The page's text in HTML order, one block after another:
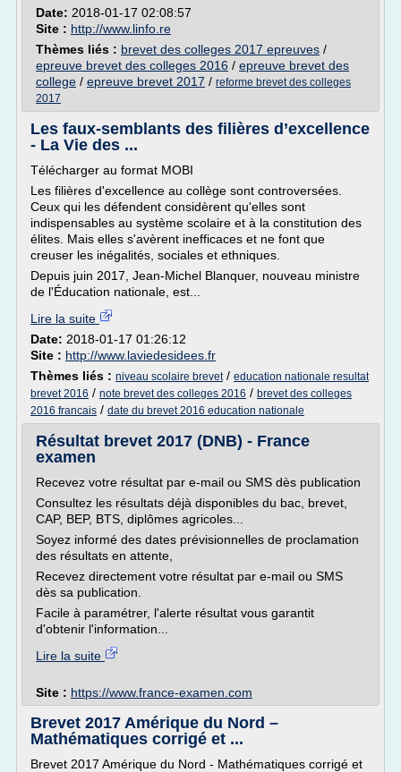
Date: 2018-01-17 02:08:57
Site : http://www.linfo.re
Thèmes liés : brevet des colleges 2017 epreuves /
epreuve brevet des colleges 2016 / epreuve brevet des
college / epreuve brevet 2017 / reforme brevet des colleges
2017
Les faux-semblants des filières d’excellence
- La Vie des ...
Télécharger au format MOBI
Les filières d'excellence au collège sont controversées.
Ceux qui les défendent considèrent qu'elles sont
indispensables au système scolaire et à la constitution des
élites. Mais elles s'avèrent inefficaces et ne font que
creuser les inégalités, sociales et ethniques.
Depuis juin 2017, Jean-Michel Blanquer, nouveau ministre
de l'Éducation nationale, est...
Lire la suite
Date: 2018-01-17 01:26:12
Site : http://www.laviedesidees.fr
Thèmes liés : niveau scolaire brevet/ education nationale resultat
brevet 2016 / note brevet des colleges 2016 / brevet des colleges
2016 francais / date du brevet 2016 education nationale
Résultat brevet 2017 (DNB) - France
examen
Recevez votre résultat par e-mail ou SMS dès publication
Consultez les résultats déjà disponibles du bac, brevet,
CAP, BEP, BTS, diplômes agricoles...
Soyez informé des dates prévisionnelles de proclamation
des résultats en attente,
Recevez directement votre résultat par e-mail ou SMS
dès sa publication.
Facile à paramétrer, l'alerte résultat vous garantit
d'obtenir l'information...
Lire la suite
Site : https://www.france-examen.com
Brevet 2017 Amérique du Nord –
Mathématiques corrigé et ...
Brevet 2017 Amérique du Nord - Mathématiques corrigé et